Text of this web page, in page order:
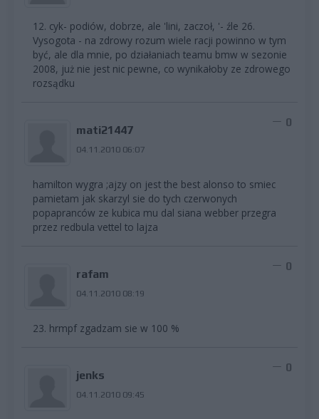
12. cyk- podiów, dobrze, ale 'lini, zaczoł, '- źle 26.
Vysogota - na zdrowy rozum wiele racji powinno w tym
być, ale dla mnie, po działaniach teamu bmw w sezonie
2008, już nie jest nic pewne, co wynikałoby ze zdrowego
rozsądku
mati21447
04.11.2010 06:07
0
hamilton wygra ;ajzy on jest the best alonso to smiec
pamietam jak skarzyl sie do tych czerwonych
popapranców ze kubica mu dal siana webber przegra
przez redbula vettel to lajza
rafam
04.11.2010 08:19
0
23. hrmpf zgadzam sie w 100 %
jenks
04.11.2010 09:45
0